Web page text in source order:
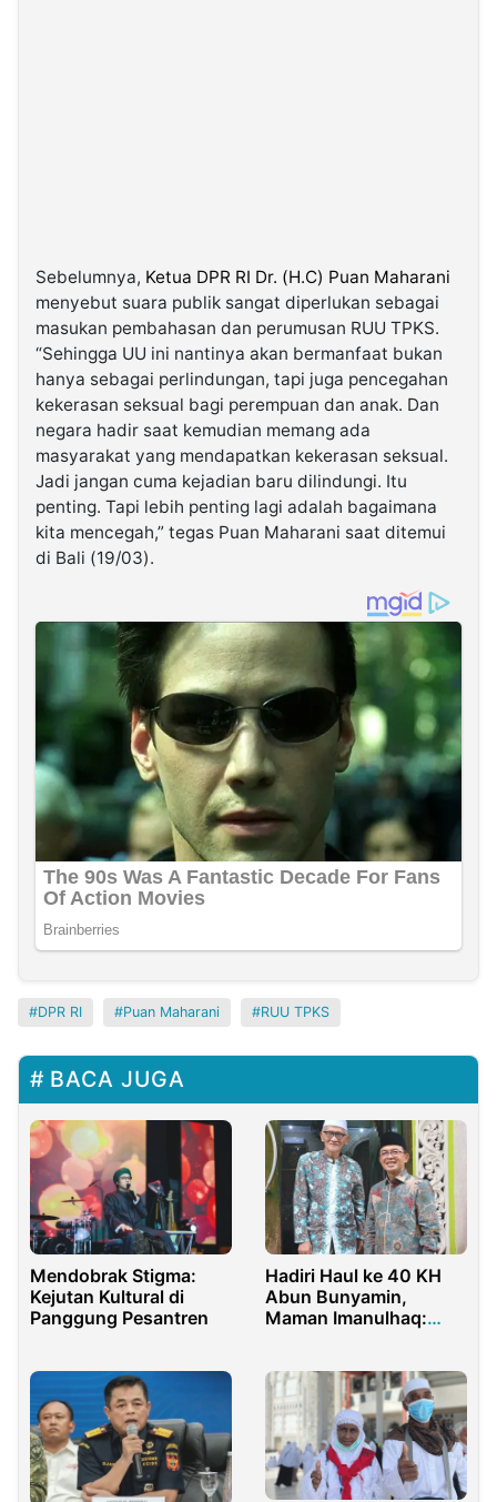
Sebelumnya, Ketua DPR RI Dr. (H.C) Puan Maharani
menyebut suara publik sangat diperlukan sebagai
masukan pembahasan dan perumusan RUU TPKS.
“Sehingga UU ini nantinya akan bermanfaat bukan
hanya sebagai perlindungan, tapi juga pencegahan
kekerasan seksual bagi perempuan dan anak. Dan
negara hadir saat kemudian memang ada
masyarakat yang mendapatkan kekerasan seksual.
Jadi jangan cuma kejadian baru dilindungi. Itu
penting. Tapi lebih penting lagi adalah bagaimana
kita mencegah,” tegas Puan Maharani saat ditemui
di Bali (19/03).
DPR RI Puan Maharani RUU TPKS
BACA JUGA
Mendobrak Stigma:
Kejutan Kultural di
Panggung Pesantren
Hadiri Haul ke 40 KH
Abun Bunyamin,
Maman Imanulhaq: